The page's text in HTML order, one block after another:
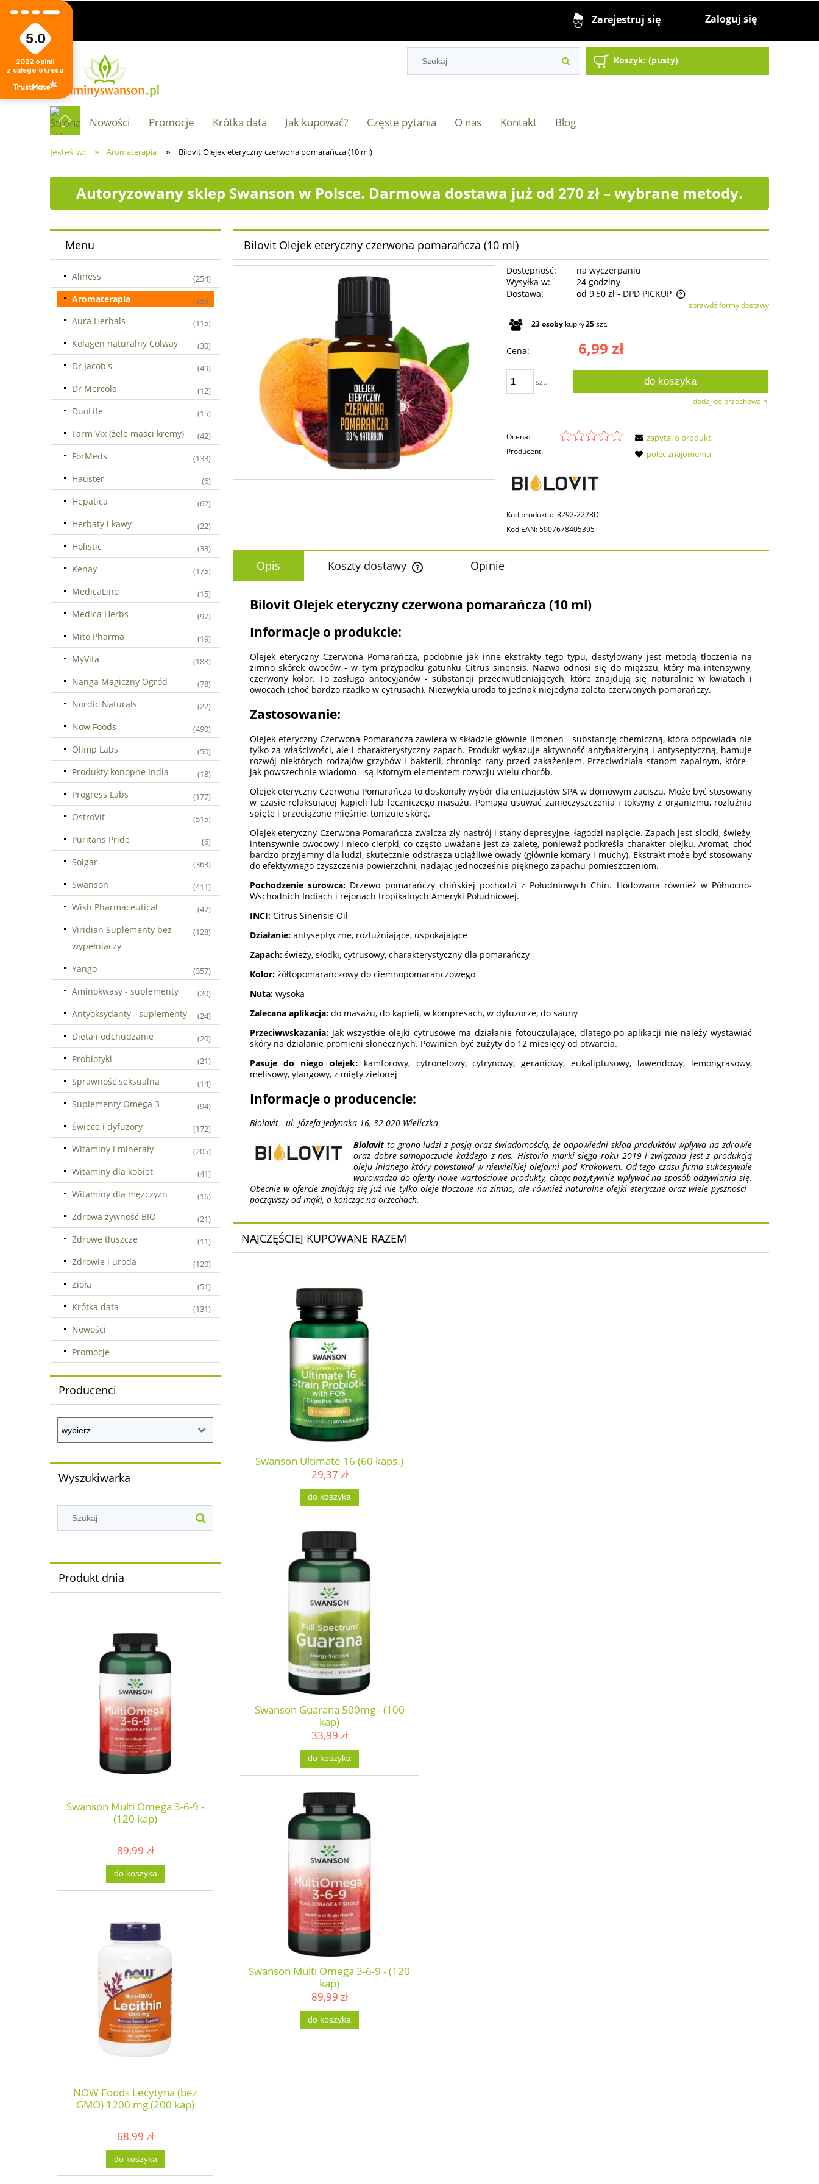
Zarejestruj się Zaloguj się
Koszyk: (pusty)
Nowości Promocje Krótka data Jak kupować? Częste pytania O nas Kontakt Blog
Jesteś w: » Aromaterapia » Bilovit Olejek eteryczny czerwona pomarańcza (10 ml)
Autoryzowany sklep Swanson w Polsce. Darmowa dostawa już od 270 zł – wybrane metody.
Menu
Aliness (254)
Aromaterapia (359)
Aura Herbals (115)
Kolagen naturalny Colway (30)
Dr Jacob's (49)
Dr Mercola (12)
DuoLife (15)
Farm Vix (żele maści kremy) (42)
ForMeds (133)
Hauster (6)
Hepatica (62)
Herbaty i kawy (22)
Holistic (33)
Kenay (175)
MedicaLine (15)
Medica Herbs (97)
Mito Pharma (19)
MyVita (188)
Nanga Magiczny Ogród (78)
Nordic Naturals (22)
Now Foods (490)
Olimp Labs (50)
Produkty konopne India (18)
Progress Labs (177)
OstroVit (515)
Puritans Pride (6)
Solgar (363)
Swanson (411)
Wish Pharmaceutical (47)
Viridian Suplementy bez
wypełniaczy
(128)
Yango (357)
Aminokwasy - suplementy (20)
Antyoksydanty - suplementy (24)
Dieta i odchudzanie (20)
Probiotyki (21)
Sprawność seksualna (14)
Suplementy Omega 3 (94)
Świece i dyfuzory (172)
Witaminy i minerały (205)
Witaminy dla kobiet (41)
Witaminy dla mężczyzn (16)
Zdrowa żywność BIO (21)
Zdrowe tłuszcze (11)
Zdrowie i uroda (120)
Zioła (51)
Krótka data (131)
Nowości
Promocje
Producenci
Wyszukiwarka
Produkt dnia
Swanson Multi Omega 3-6-9 -
(120 kap)
89,99 zł
do koszyka
NOW Foods Lecytyna (bez
GMO) 1200 mg (200 kap)
68,99 zł
do koszyka
Bilovit Olejek eteryczny czerwona pomarańcza (10 ml)
Dostępność:
na wyczerpaniu
Wysyłka w:
24 godziny
Dostawa:
od 9,50 zł - DPD PICKUP
Cena nie zawiera ewentualnych kosztów
płatności
sprawdź formy dostawy
23osoby kupiły25szt.
Cena: 6,99 zł
szt. do koszyka
dodaj do przechowalni
Ocena:
Producent:
Kod produktu: 8292-2228D
Kod EAN:5907678405395
zapytaj o produkt
poleć znajomemu
Opis Koszty dostawy
Cena nie zawiera ewentualnych kosztów
płatności
Opinie
Bilovit Olejek eteryczny czerwona pomarańcza (10 ml)
Informacje o produkcie:
Olejek eteryczny Czerwona Pomarańcza, podobnie jak inne ekstrakty tego typu, destylowany jest metodą tłoczenia na
zimno skórek owoców - w tym przypadku gatunku Citrus sinensis. Nazwa odnosi się do miąższu, który ma intensywny,
czerwony kolor. To zasługa antocyjanów - substancji przeciwutleniających, które znajdują się naturalnie w kwiatach i
owocach (choć bardzo rzadko w cytrusach). Niezwykła uroda to jednak niejedyna zaleta czerwonych pomarańczy.
Zastosowanie:
Olejek eteryczny Czerwona Pomarańcza zawiera w składzie głównie limonen - substancję chemiczną, która odpowiada nie
tylko za właściwości, ale i charakterystyczny zapach. Produkt wykazuje aktywność antybakteryjną i antyseptyczną, hamuje
rozwój niektórych rodzajów grzybów i bakterii, chroniąc rany przed zakażeniem. Przeciwdziała stanom zapalnym, które -
jak powszechnie wiadomo - są istotnym elementem rozwoju wielu chorób.
Olejek eteryczny Czerwona Pomarańcza to doskonały wybór dla entuzjastów SPA w domowym zaciszu. Może być stosowany
w czasie relaksującej kąpieli lub leczniczego masażu. Pomaga usuwać zanieczyszczenia i toksyny z organizmu, rozluźnia
spięte i przeciążone mięśnie, tonizuje skórę.
Olejek eteryczny Czerwona Pomarańcza zwalcza zły nastrój i stany depresyjne, łagodzi napięcie. Zapach jest słodki, świeży,
intensywnie owocowy i nieco cierpki, co często uważane jest za zaletę, ponieważ podkreśla charakter olejku. Aromat, choć
bardzo przyjemny dla ludzi, skutecznie odstrasza uciążliwe owady (głównie komary i muchy). Ekstrakt może być stosowany
do efektywnego czyszczenia powierzchni, nadając jednocześnie pięknego zapachu pomieszczeniom.
Pochodzenie surowca: Drzewo pomarańczy chińskiej pochodzi z Południowych Chin. Hodowana również w Północno-
Wschodnich Indiach i rejonach tropikalnych Ameryki Południowej.
INCI: Citrus Sinensis Oil
Działanie: antyseptyczne, rozluźniające, uspokajające
Zapach: świeży, słodki, cytrusowy, charakterystyczny dla pomarańczy
Kolor: żółtopomarańczowy do ciemnopomarańczowego
Nuta: wysoka
Zalecana aplikacja: do masażu, do kąpieli, w kompresach, w dyfuzorze, do sauny
Przeciwwskazania: Jak wszystkie olejki cytrusowe ma działanie fotouczulające, dlatego po aplikacji nie należy wystawiać
skóry na działanie promieni słonecznych. Powinien być zużyty do 12 miesięcy od otwarcia.
Pasuje do niego olejek:kamforowy, cytronelowy, cytrynowy, geraniowy, eukaliptusowy, lawendowy, lemongrasowy,
melisowy, ylangowy, z mięty zielonej
Informacje o producencie:
Biolavit - ul. Józefa Jedynaka 16, 32-020 Wieliczka
Biolavit to grono ludzi z pasją oraz świadomością, że odpowiedni skład produktów wpływa na zdrowie
oraz dobre samopoczucie każdego z nas. Historia marki sięga roku 2019 i związana jest z produkcją
oleju lnianego który powstawał w niewielkiej olejarni pod Krakowem. Od tego czasu firma sukcesywnie
wprowadza do oferty nowe wartościowe produkty, chcąc pozytywnie wpływać na sposób odżywiania się.
Obecnie w ofercie znajdują się już nie tylko oleje tłoczone na zimno, ale również naturalne olejki eteryczne oraz wiele pyszności -
począwszy od mąki, a kończąc na orzechach.
NAJCZĘŚCIEJ KUPOWANE RAZEM
Swanson Ultimate 16 (60 kaps.)
29,37 zł
do koszyka
Swanson Guarana 500mg - (100
kap)
33,99 zł
do koszyka
Swanson Multi Omega 3-6-9 - (120
kap)
89,99 zł
do koszyka
5.0
2022 opinii
z całego okresu